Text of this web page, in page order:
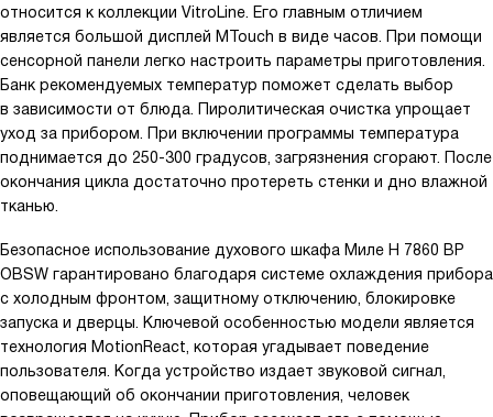
относится к коллекции VitroLine. Его главным отличием
является большой дисплей MTouch в виде часов. При помощи
сенсорной панели легко настроить параметры приготовления.
Банк рекомендуемых температур поможет сделать выбор
в зависимости от блюда. Пиролитическая очистка упрощает
уход за прибором. При включении программы температура
поднимается до 250-300 градусов, загрязнения сгорают. После
окончания цикла достаточно протереть стенки и дно влажной
тканью.
Безопасное использование духового шкафа Миле H 7860 BP
OBSW гарантировано благодаря системе охлаждения прибора
с холодным фронтом, защитному отключению, блокировке
запуска и дверцы. Ключевой особенностью модели является
технология MotionReact, которая угадывает поведение
пользователя. Когда устройство издает звуковой сигнал,
оповещающий об окончании приготовления, человек